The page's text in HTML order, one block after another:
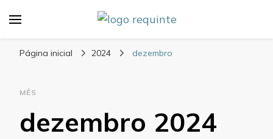
Página inicial 2024 dezembro
MÊS
dezembro 2024